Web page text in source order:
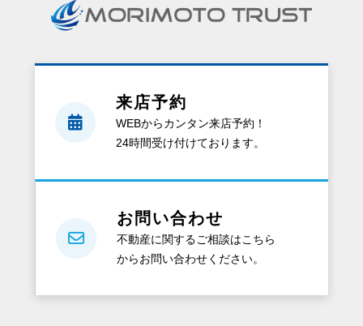
来店予約
WEBからカンタン来店予約！
24時間受け付けております。
お問い合わせ
不動産に関するご相談はこちら
からお問い合わせください。